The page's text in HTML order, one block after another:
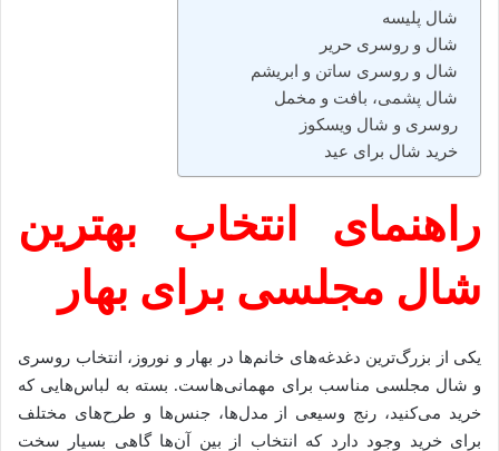
شال پلیسه
شال و روسری حریر
شال و روسری ساتن و ابریشم
شال پشمی، بافت و مخمل
روسری و شال ویسکوز
خرید شال برای عید
راهنمای انتخاب بهترین
شال مجلسی برای بهار
یکی از بزرگ‌ترین دغدغه‌های خانم‌ها در بهار و نوروز، انتخاب روسری
و شال مجلسی مناسب برای مهمانی‌هاست. بسته به لباس‌هایی که
خرید می‌کنید، رنج وسیعی از مدل‌ها، جنس‌ها و طرح‌های مختلف
برای خرید وجود دارد که انتخاب از بین آن‌ها گاهی بسیار سخت